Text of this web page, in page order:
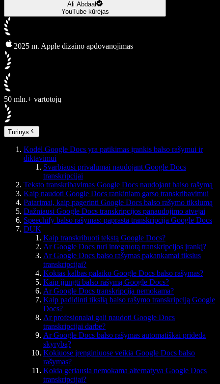
Ali Abdaal
YouTube kūrėjas
2025 m. Apple dizaino apdovanojimas
50 mln.+ vartotojų
Turinys
Kodėl Google Docs yra patikimas įrankis balso rašymui ir
diktavimui
Svarbiausi privalumai naudojant Google Docs
transkripcijai
Teksto transkribavimas Google Docs naudojant balso rašymą
Kaip naudoti Google Docs rankiniam garso transkribavimui
Patarimai, kaip pagerinti Google Docs balso rašymo tikslumą
Dažniausi Google Docs transkripcijos panaudojimo atvejai
Speechify balso rašymas: paprasta transkripcija Google Docs
DUK
Kaip transkribuoti tekstą Google Docs?
Ar Google Docs turi integruotą transkripcijos įrankį?
Ar Google Docs balso rašymas pakankamai tikslus
transkripcijai?
Kokias kalbas palaiko Google Docs balso rašymas?
Kaip įjungti balso rašymą Google Docs?
Ar Google Docs transkripcija nemokama?
Kaip padidinti tikslią balso rašymo transkripciją Google
Docs?
Ar profesionalai gali naudoti Google Docs
transkripcijai darbe?
Ar Google Docs balso rašymas automatiškai prideda
skyrybą?
Kokiuose įrenginiuose veikia Google Docs balso
rašymas?
Kokia geriausia nemokama alternatyva Google Docs
transkripcijai?